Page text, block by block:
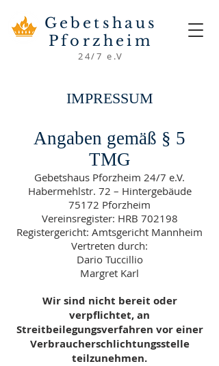
Gebetshaus
Pforzheim
24/7 e.V
IMPRESSUM
Angaben gemäß § 5
TMG
Gebetshaus Pforzheim 24/7 e.V.
Habermehlstr. 72 – Hintergebäude
75172 Pforzheim
Vereinsregister: HRB 702198
Registergericht: Amtsgericht Mannheim
Vertreten durch:
Dario Tuccillio
Margret Karl
Wir sind nicht bereit oder
verpflichtet, an
Streitbeilegungsverfahren vor einer
Verbraucherschlichtungsstelle
teilzunehmen.